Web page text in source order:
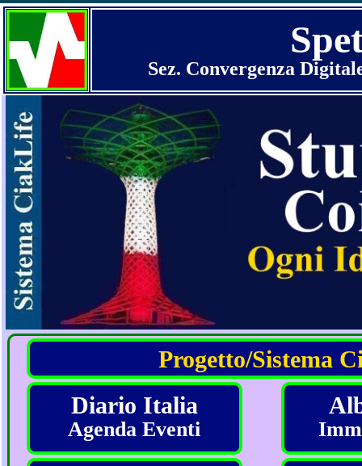
Sez. Convergenza
Progetto/Sistema
Diario Italia
Agenda Eventi